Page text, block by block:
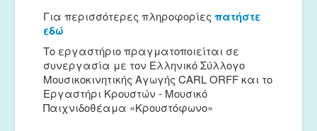
Για περισσότερες πληροφορίες πατήστε
εδώ
Το εργαστήριο πραγματοποιείται σε
συνεργασία με τον Ελληνικό Σύλλογο
Μουσικοκινητικής Αγωγής CARL ORFF και το
Εργαστήρι Κρουστών - Μουσικό
Παιχνιδοθέαμα «Κρουστόφωνο»